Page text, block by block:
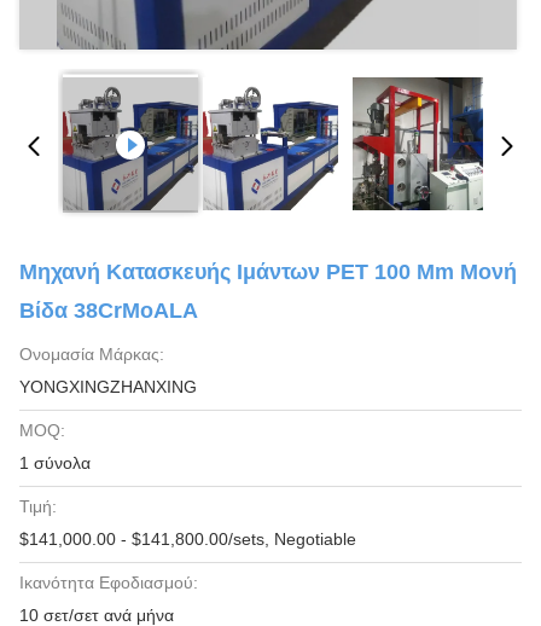
Μηχανή Κατασκευής Ιμάντων PET 100 Mm Μονή
Βίδα 38CrMoALA
Ονομασία Μάρκας:
YONGXINGZHANXING
MOQ:
1 σύνολα
Τιμή:
$141,000.00 - $141,800.00/sets, Negotiable
Ικανότητα Εφοδιασμού:
10 σετ/σετ ανά μήνα